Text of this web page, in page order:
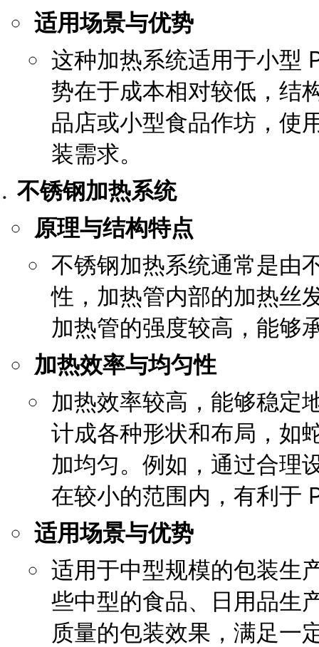
适用场景与优势
这种加热系统适用于小型
势在于成本相对较低，结
品店或小型食品作坊，使
装需求。
不锈钢加热系统
原理与结构特点
不锈钢加热系统通常是由
性，加热管内部的加热丝
加热管的强度较高，能够
加热效率与均匀性
加热效率较高，能够稳定
计成各种形状和布局，如
加均匀。例如，通过合理
在较小的范围内，有利于
适用场景与优势
适用于中型规模的包装生
些中型的食品、日用品生
质量的包装效果，满足一